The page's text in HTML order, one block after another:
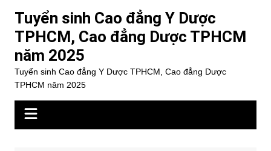
dung
Tuyển sinh Cao đẳng Y Dược
TPHCM, Cao đẳng Dược TPHCM
năm 2025
Tuyển sinh Cao đẳng Y Dược TPHCM, Cao đẳng Dược
TPHCM năm 2025